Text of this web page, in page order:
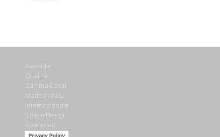
Azienda
Qualità
Gamma Colori
Made in italy
Internazionale
Stile e Design
Download
Privacy Policy